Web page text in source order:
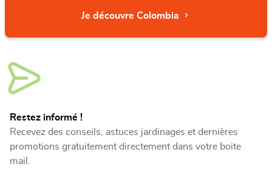
Je découvre Colombia
Restez informé !
Recevez des conseils, astuces jardinages et dernières
promotions gratuitement directement dans votre boite
mail.